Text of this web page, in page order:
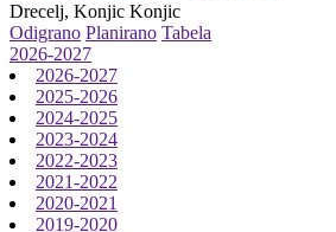
Drecelj, Konjic Konjic
Odigrano Planirano Tabela
2026-2027
2026-2027
2025-2026
2024-2025
2023-2024
2022-2023
2021-2022
2020-2021
2019-2020